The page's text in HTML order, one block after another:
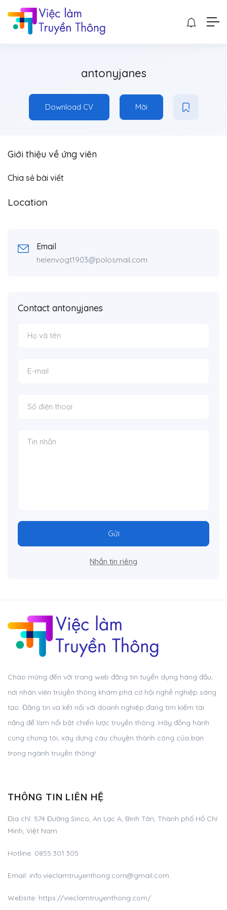
antonyjanes
Download CV Mời
Giới thiệu về ứng viên
Chia sẻ bài viết
Location
Email
helenvogt1903@polosmail.com
Contact antonyjanes
Gửi
Nhắn tin riêng
Chào mừng đến với trang web đăng tin tuyển dụng hàng đầu,
nơi nhân viên truyền thông khám phá cơ hội nghề nghiệp sáng
tạo. Đăng tin và kết nối với doanh nghiệp đang tìm kiếm tài
năng để làm nổi bật chiến lược truyền thông. Hãy đồng hành
cùng chúng tôi, xây dựng câu chuyện thành công của bạn
trong ngành truyền thông!
THÔNG TIN LIÊN HỆ
Địa chỉ: 574 Đường Sinco, An Lạc A, Bình Tân, Thành phố Hồ Chí
Minh, Việt Nam
Hotline: 0855.301.305
Email: info.vieclamtruyenthong.com@gmail.com
Website: https://vieclamtruyenthong.com/